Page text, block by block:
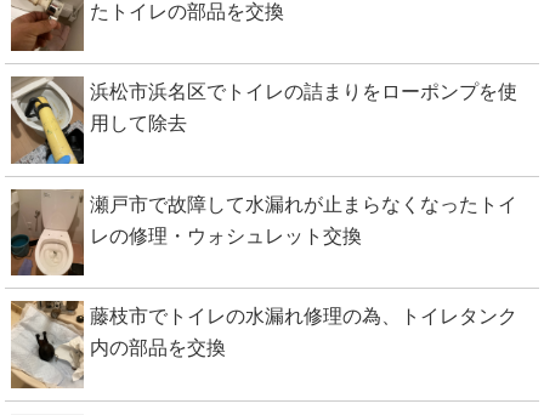
浜松市浜名区でトイレの詰まりをローポンプを使用し
て除去
たトイレの部品を交換
浜松市浜名区でトイレの詰まりをローポンプを使
用して除去
瀬戸市で故障して水漏れが止まらなくなったトイ
レの修理・ウォシュレット交換
藤枝市でトイレの水漏れ修理の為、トイレタンク
内の部品を交換